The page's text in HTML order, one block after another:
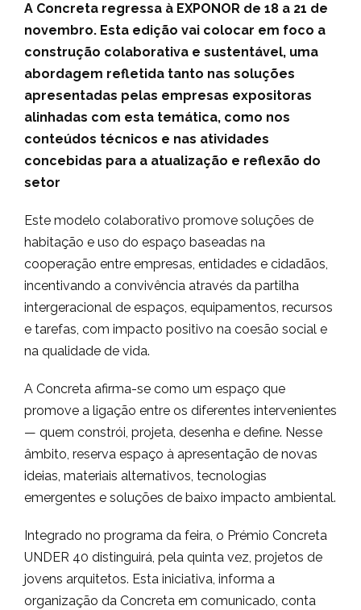
A Concreta regressa à EXPONOR de 18 a 21 de
novembro. Esta edição vai colocar em foco a
construção colaborativa e sustentável, uma
abordagem refletida tanto nas soluções
apresentadas pelas empresas expositoras
alinhadas com esta temática, como nos
conteúdos técnicos e nas atividades
concebidas para a atualização e reflexão do
setor
Este modelo colaborativo promove soluções de
habitação e uso do espaço baseadas na
cooperação entre empresas, entidades e cidadãos,
incentivando a convivência através da partilha
intergeracional de espaços, equipamentos, recursos
e tarefas, com impacto positivo na coesão social e
na qualidade de vida.
A Concreta afirma-se como um espaço que
promove a ligação entre os diferentes intervenientes
— quem constrói, projeta, desenha e define. Nesse
âmbito, reserva espaço à apresentação de novas
ideias, materiais alternativos, tecnologias
emergentes e soluções de baixo impacto ambiental.
Integrado no programa da feira, o Prémio Concreta
UNDER 40 distinguirá, pela quinta vez, projetos de
jovens arquitetos. Esta iniciativa, informa a
organização da Concreta em comunicado, conta